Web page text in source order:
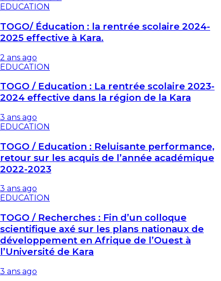
EDUCATION
TOGO/ Éducation : la rentrée scolaire 2024-
2025 effective à Kara.
2 ans ago
EDUCATION
TOGO / Education : La rentrée scolaire 2023-
2024 effective dans la région de la Kara
3 ans ago
EDUCATION
TOGO / Education : Reluisante performance,
retour sur les acquis de l’année académique
2022-2023
3 ans ago
EDUCATION
TOGO / Recherches : Fin d’un colloque
scientifique axé sur les plans nationaux de
développement en Afrique de l’Ouest à
l’Université de Kara
3 ans ago